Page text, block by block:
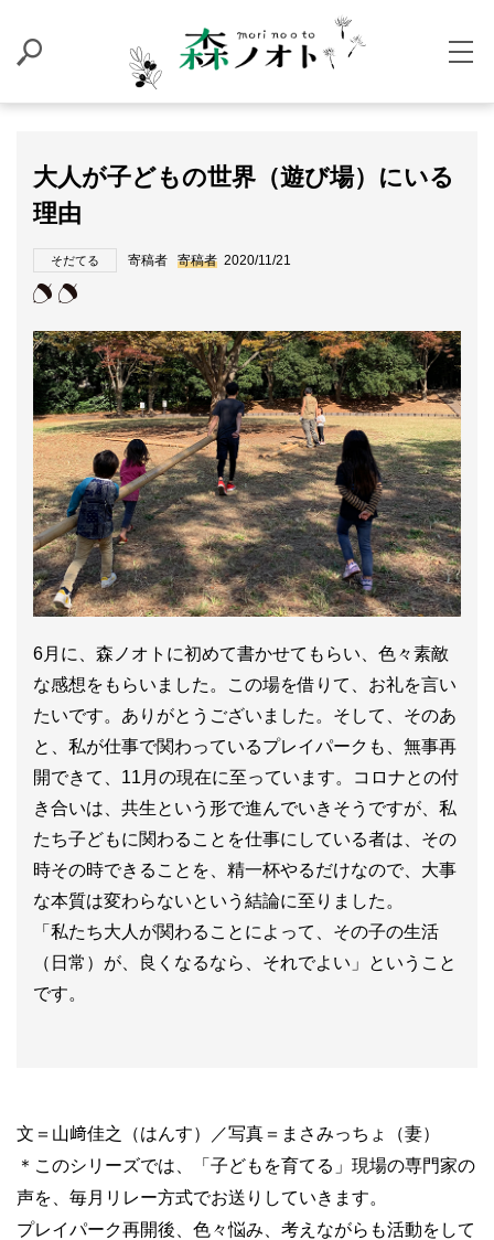
大人が子どもの世界（遊び場）にいる
理由
そだてる 寄稿者 寄稿者 2020/11/21
6月に、森ノオトに初めて書かせてもらい、色々素敵
な感想をもらいました。この場を借りて、お礼を言い
たいです。ありがとうございました。そして、そのあ
と、私が仕事で関わっているプレイパークも、無事再
開できて、11月の現在に至っています。コロナとの付
き合いは、共生という形で進んでいきそうですが、私
たち子どもに関わることを仕事にしている者は、その
時その時できることを、精一杯やるだけなので、大事
な本質は変わらないという結論に至りました。
「私たち大人が関わることによって、その子の生活
（日常）が、良くなるなら、それでよい」ということ
です。
文＝山﨑佳之（はんす）／写真＝まさみっちょ（妻）
＊このシリーズでは、「子どもを育てる」現場の専門家の
声を、毎月リレー方式でお送りしていきます。
プレイパーク再開後、色々悩み、考えながらも活動をして